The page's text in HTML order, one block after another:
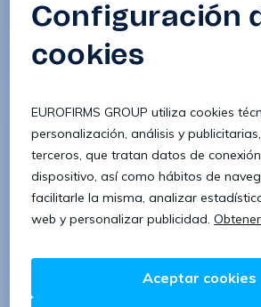
Contraseña
Confirmar contraseña
8 caracteres 1 letra minúscula
1 letra mayúscula 1 número